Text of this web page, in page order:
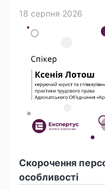
Скорочення
особливості
18 серпня 2026